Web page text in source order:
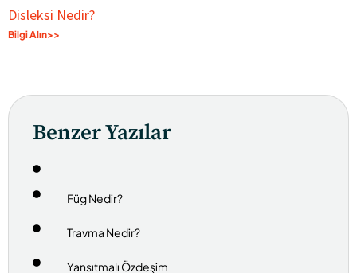
Disleksi Nedir?
Bilgi Alın>>
Benzer Yazılar
Füg Nedir?
Travma Nedir?
Yansıtmalı Özdeşim